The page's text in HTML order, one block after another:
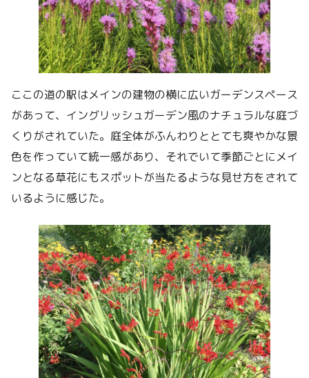
ここの道の駅はメインの建物の横に広いガーデンスペース
があって、イングリッシュガーデン風のナチュラルな庭づ
くりがされていた。庭全体がふんわりととても爽やかな景
色を作っていて統一感があり、それでいて季節ごとにメイ
ンとなる草花にもスポットが当たるような見せ方をされて
いるように感じた。